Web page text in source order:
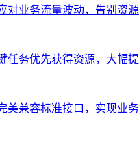
对业务流量波动，告别资源
任务优先获得资源，大幅提
美兼容标准接口，实现业务